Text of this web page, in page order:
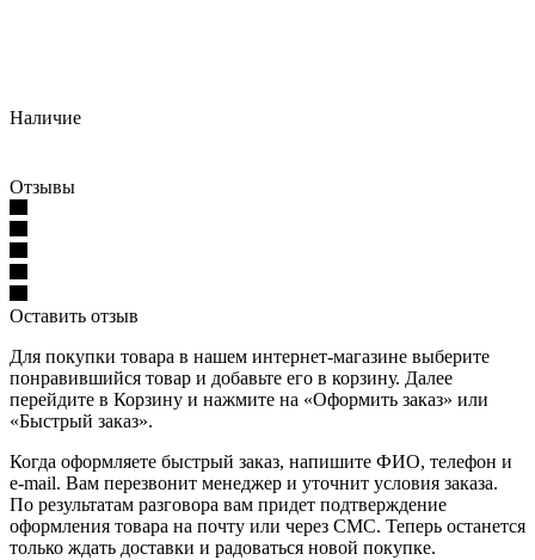
Наличие
Отзывы
Оставить отзыв
Для покупки товара в нашем интернет-магазине выберите
понравившийся товар и добавьте его в корзину. Далее
перейдите в Корзину и нажмите на «Оформить заказ» или
«Быстрый заказ».
Когда оформляете быстрый заказ, напишите ФИО, телефон и
e-mail. Вам перезвонит менеджер и уточнит условия заказа.
По результатам разговора вам придет подтверждение
оформления товара на почту или через СМС. Теперь останется
только ждать доставки и радоваться новой покупке.